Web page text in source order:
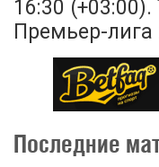
16:30
Премьер-лига
Последние